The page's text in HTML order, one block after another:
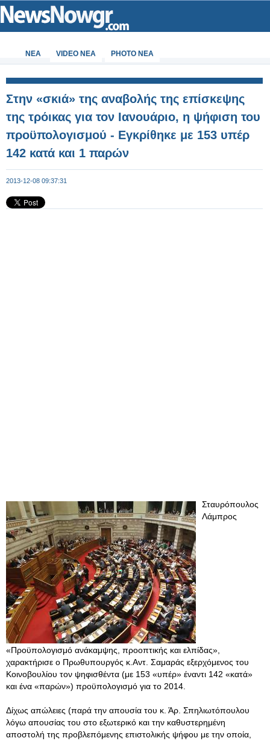
ΝΕΑ VIDEO NEA PHOTO NEA
Στην «σκιά» της αναβολής της επίσκεψης
της τρόικας για τον Ιανουάριο, η ψήφιση του
προϋπολογισμού - Εγκρίθηκε με 153 υπέρ
142 κατά και 1 παρών
2013-12-08 09:37:31
Σταυρόπουλος
Λάμπρος
«Προϋπολογισμό ανάκαμψης, προοπτικής και ελπίδας»,
χαρακτήρισε ο Πρωθυπουργός κ.Αντ. Σαμαράς εξερχόμενος του
Κοινοβουλίου τον ψηφισθέντα (με 153 «υπέρ» έναντι 142 «κατά»
και ένα «παρών») προϋπολογισμό για το 2014.
Δίχως απώλειες (παρά την απουσία του κ. Άρ. Σπηλιωτόπουλου
λόγω απουσίας του στο εξωτερικό και την καθυστερημένη
αποστολή της προβλεπόμενης επιστολικής ψήφου με την οποία,